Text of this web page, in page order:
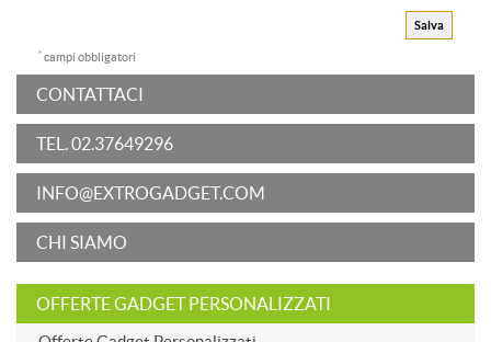
* campi obbligatori
CONTATTACI
TEL. 02.37649296
INFO@EXTROGADGET.COM
CHI SIAMO
OFFERTE GADGET PERSONALIZZATI